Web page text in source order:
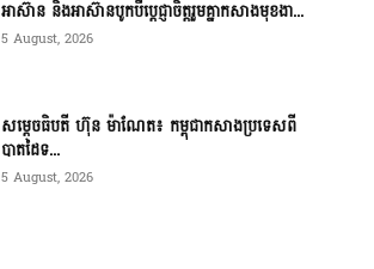
អាស៊ាន និងអាស៊ានបូកបីប្តេជ្ញាចិត្តរួមគ្នាកសាងមុខងា...
5 August, 2026
សម្ដេចធិបតី ហ៊ុន ម៉ាណែត៖ កម្ពុជាកសាងប្រទេសពី
បាតដៃទ...
5 August, 2026